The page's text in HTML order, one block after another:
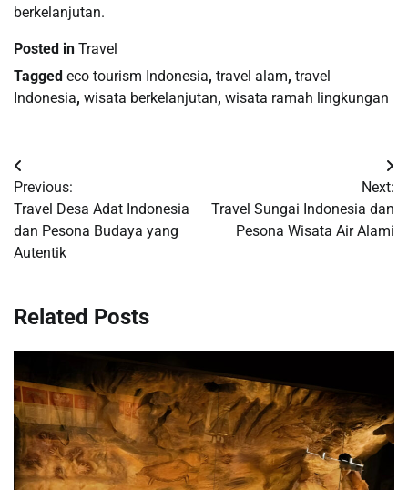
berkelanjutan.
Posted in Travel
Tagged eco tourism Indonesia, travel alam, travel
Indonesia, wisata berkelanjutan, wisata ramah lingkungan
Post
navigation
Previous:
Travel Desa Adat Indonesia
dan Pesona Budaya yang
Autentik
Next:
Travel Sungai Indonesia dan
Pesona Wisata Air Alami
Related Posts